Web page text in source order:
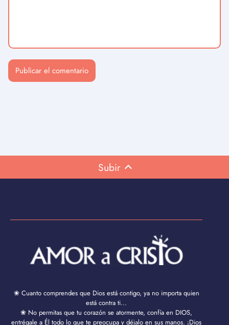
Subir
❀ Cuanto comprendes que Dios está contigo, ya no importa quien
está contra ti...
❀ No permitas que tu corazón se atormente, confía en DIOS,
entrégale a Él todo lo que te preocupa y déjalo en sus manos. ¡Dios